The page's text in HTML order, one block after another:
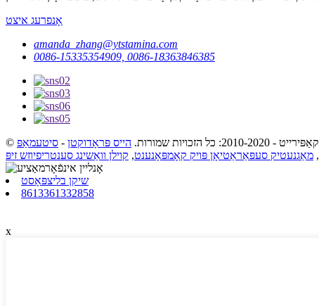
אָנפרעג איצט
amanda_zhang@ytstamina.com
0086-15335354909, 0086-18363846385
© קאַפּירייט - 2010-2020: כל הזכויות שמורות. הייס פּראָדוקטן - סיטעמאַפּ
, מאַגנעטיק סעפּאַראַטיאָן פּויק קאָמפּאָנענט, קוילן וואַשינג סענטריפיוזש זיפּ
שיקן בליצפּאָסט
8613361332858
x